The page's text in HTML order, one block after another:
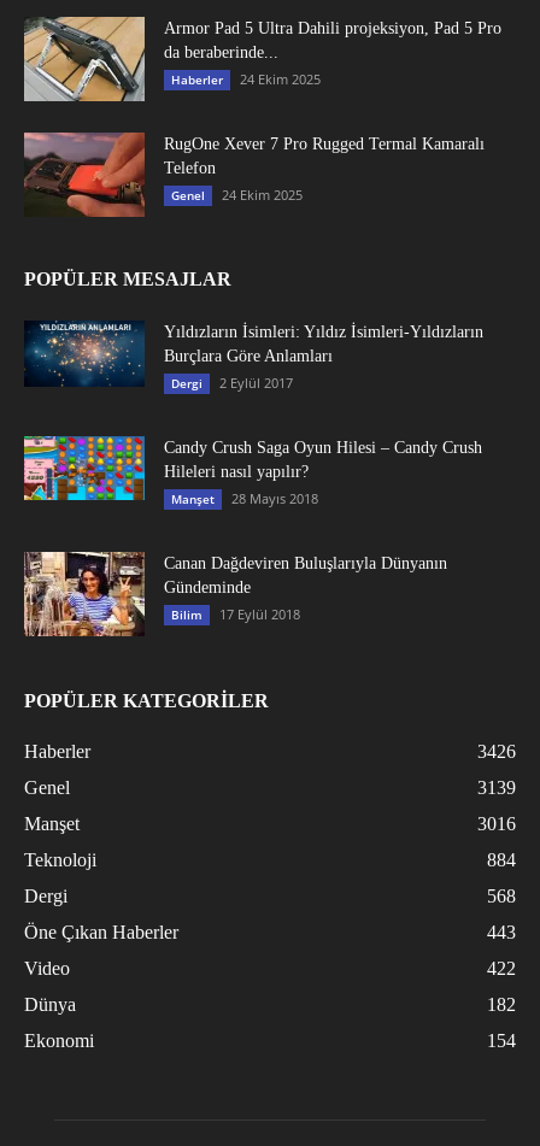
Armor Pad 5 Ultra Dahili projeksiyon, Pad 5 Pro
da beraberinde...
Haberler 24 Ekim 2025
RugOne Xever 7 Pro Rugged Termal Kamaralı
Telefon
Genel 24 Ekim 2025
POPÜLER MESAJLAR
Yıldızların İsimleri: Yıldız İsimleri-Yıldızların
Burçlara Göre Anlamları
Dergi 2 Eylül 2017
Candy Crush Saga Oyun Hilesi – Candy Crush
Hileleri nasıl yapılır?
Manşet 28 Mayıs 2018
Canan Dağdeviren Buluşlarıyla Dünyanın
Gündeminde
Bilim 17 Eylül 2018
POPÜLER KATEGORİLER
Haberler
3426
Genel
3139
Manşet
3016
Teknoloji
884
Dergi
568
Öne Çıkan Haberler
443
Video
422
Dünya
182
Ekonomi
154